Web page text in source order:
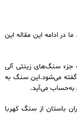
در ادامه این مقاله این
سنگ‌های زینتی آلی
می‌شود.این سنگ به
به‌حساب می‌آید.
باستان از سنگ کهربا